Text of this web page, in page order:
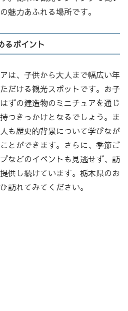
魅力あふれる場所です。
るポイント
は、子供から大人まで幅広い年
だける観光スポットです。お子
ずの建造物のミニチュアを通じ
つきっかけとなるでしょう。ま
も歴史的背景について学びなが
とができます。さらに、季節ご
などのイベントも見逃せず、訪
供し続けています。栃木県のお
訪れてみてください。